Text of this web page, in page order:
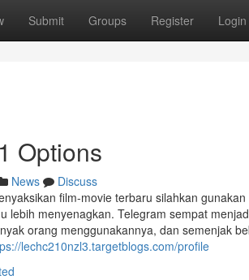
Submit Groups Register Login
Options
News
Discuss
film-movie terbaru silahkan
lebih menyenagkan. Telegram sempat
orang menggunakannya, dan semenjak
lechc210nzl3.targetblogs.com/profile